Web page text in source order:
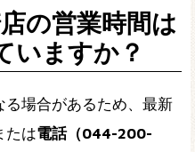
の営業時間は
いますか？
る場合があるため、最新
たは電話（044-200-